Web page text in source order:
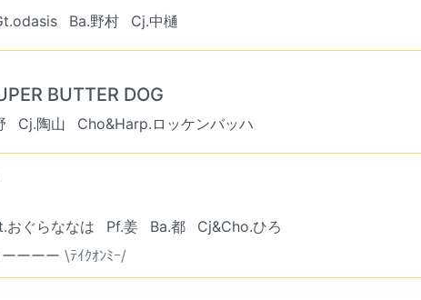
Ba.野村 Cj.中樋
BUTTER DOG
Cj.陶山 Cho&Harp.ロッケンバッハ
おぐらななは Pf.姜 Ba.都
Cj&Cho.ひろ
ーーー \ﾃｲｸｵﾝﾐｰ/